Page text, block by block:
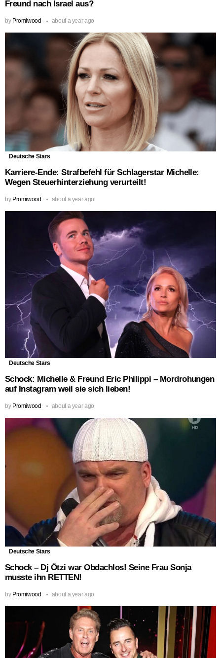
Freund nach Israel aus?
by Promiwood about a year ago
Deutsche Stars
Karriere-Ende: Strafbefehl für Schlagerstar Michelle:
Wegen Steuerhinterziehung verurteilt!
by Promiwood about a year ago
Deutsche Stars
Schock: Michelle & Freund Eric Philippi – Mordrohungen
auf Instagram weil sie sich lieben!
by Promiwood about a year ago
Deutsche Stars
Schock – Dj Ötzi war Obdachlos! Seine Frau Sonja
musste ihn RETTEN!
by Promiwood about a year ago